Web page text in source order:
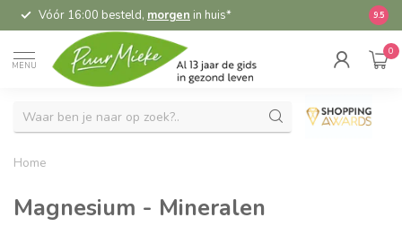
Vóór 16:00 besteld, morgen in huis* 9.5
MENU
0
Home
Magnesium - Mineralen